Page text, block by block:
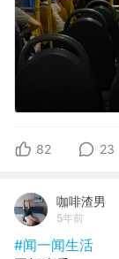
82 23
咖啡渣男
5年前
#闻一闻生活